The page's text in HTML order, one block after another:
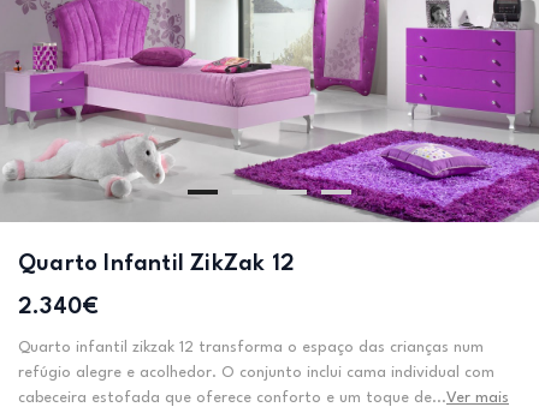
Quarto Infantil ZikZak 12
2.340€
Quarto infantil zikzak 12 transforma o espaço das crianças num
refúgio alegre e acolhedor. O conjunto inclui cama individual com
cabeceira estofada que oferece conforto e um toque de...Ver mais